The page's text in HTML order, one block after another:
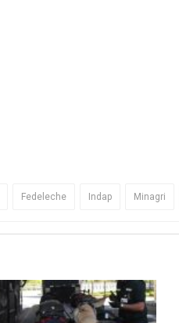
Fedeleche Indap Minagri